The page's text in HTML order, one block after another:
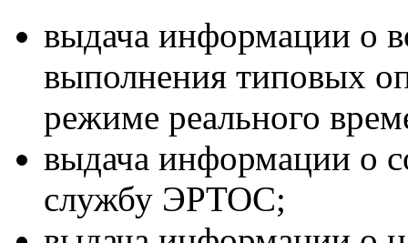
выдача информации о
выполнения типовых
режиме реального
выдача информации о
службу ЭРТОС;